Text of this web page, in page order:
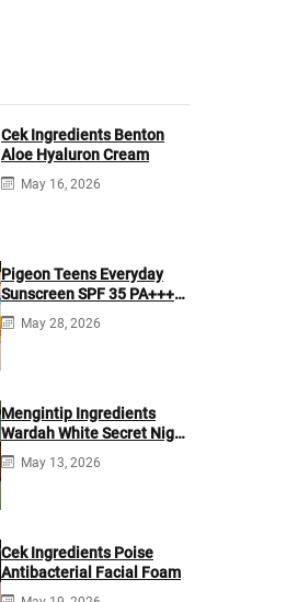
Cek Ingredients Benton
Aloe Hyaluron Cream
May 16, 2026
Pigeon Teens Everyday
Sunscreen SPF 35 PA+++
Ingredients
May 28, 2026
Mengintip Ingredients
Wardah White Secret Night
Cream
May 13, 2026
Cek Ingredients Poise
Antibacterial Facial Foam